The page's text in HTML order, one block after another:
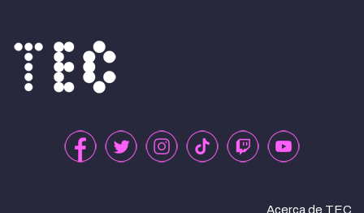
Acerca de TEC